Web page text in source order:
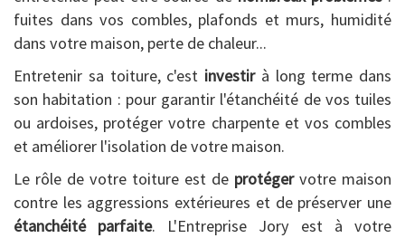
fuites dans vos combles, plafonds et murs, humidité
dans votre maison, perte de chaleur...
Entretenir sa toiture, c'est investirà long terme dans
son habitation : pour garantir l'étanchéité de vos tuiles
ou ardoises, protéger votre charpente et vos combles
et améliorer l'isolation de votre maison.
Le rôle de votre toiture est de protégervotre maison
contre les aggressions extérieures et de préserver une
étanchéité parfaite. L'Entreprise Jory est à votre